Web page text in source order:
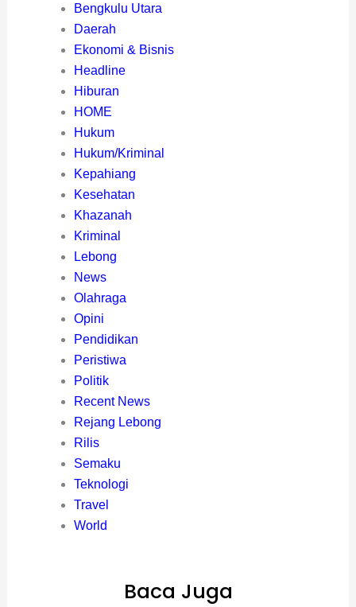
Bengkulu Utara
Daerah
Ekonomi & Bisnis
Headline
Hiburan
HOME
Hukum
Hukum/Kriminal
Kepahiang
Kesehatan
Khazanah
Kriminal
Lebong
News
Olahraga
Opini
Pendidikan
Peristiwa
Politik
Recent News
Rejang Lebong
Rilis
Semaku
Teknologi
Travel
World
Baca Juga